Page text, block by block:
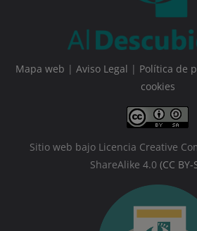
Mapa web | Aviso Legal | Política de
cookies
Sitio web bajo Licencia Creative
ShareAlike 4.0 (CC BY-